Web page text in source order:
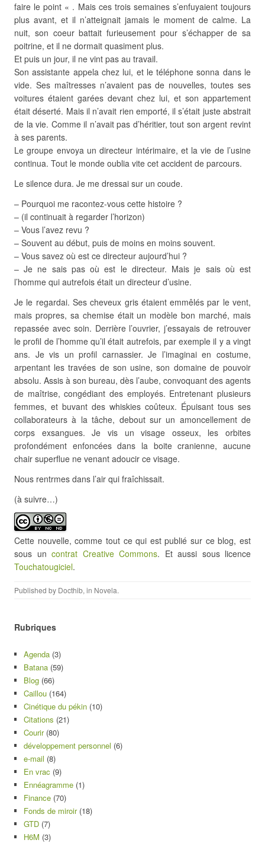
faire le point « . Mais ces trois semaines s’enfuyaient toujours
plus avant, et il n’atteignait jamais le moment de calme. La
nuit, son coeur battait furieusement pour s’échapper de sa
poitrine, et il ne dormait quasiment plus.
Et puis un jour, il ne vint pas au travail.
Son assistante appela chez lui, et le téléphone sonna dans le
vide. Ses maîtresses n’avaient pas de nouvelles, toutes ses
voitures étaient garées devant chez lui, et son appartement
était déserté. Mais il n’avait rien emporté, il s’était juste abstrait
de la vie. Comme il n’avait pas d’héritier, tout son argent revint
à ses parents.
Le groupe envoya un directeur intérimaire, et la vie de l’usine
continua. Tout le monde oublia vite cet accident de parcours.
Le silence dura. Je me dressai sur un coude.
– Pourquoi me racontez-vous cette histoire ?
– (il continuait à regarder l’horizon)
– Vous l’avez revu ?
– Souvent au début, puis de moins en moins souvent.
– Vous savez où est ce directeur aujourd’hui ?
– Je ne sais pas où est le directeur. Mais je sais où est
l’homme qui autrefois était un directeur d’usine.
Je le regardai. Ses cheveux gris étaient emmêlés par le vent,
mais propres, sa chemise était un modèle bon marché, mais
repassée avec soin. Derrière l’ouvrier, j’essayais de retrouver
le profil de l’homme qu’il était autrefois, par exemple il y a vingt
ans. Je vis un profil carnassier. Je l’imaginai en costume,
arpentant les travées de son usine, son domaine de pouvoir
absolu. Assis à son bureau, dès l’aube, convoquant des agents
de maîtrise, congédiant des employés. Entretenant plusieurs
femmes, et buvant des whiskies coûteux. Épuisant tous ses
collaborateurs à la tâche, debout sur un amoncellement de
corps exsangues. Je vis un visage osseux, les orbites
profondément enfoncées dans la boite cranienne, aucune
chair superflue ne venant adoucir ce visage.
Nous rentrmes dans l’air qui fraîchissait.
(à suivre…)
Cette nouvelle, comme tout ce qui est publié sur ce blog, est
sous un contrat Creative Commons. Et aussi sous licence
Touchatougiciel.
Published by Docthib, in Novela.
Rubriques
Agenda (3)
Batana (59)
Blog (66)
Caillou (164)
Cinétique du pékin (10)
Citations (21)
Courir(80)
développement personnel (6)
e-mail (8)
En vrac (9)
Ennéagramme (1)
Finance (70)
Fonds de miroir(18)
GTD (7)
H6M (3)